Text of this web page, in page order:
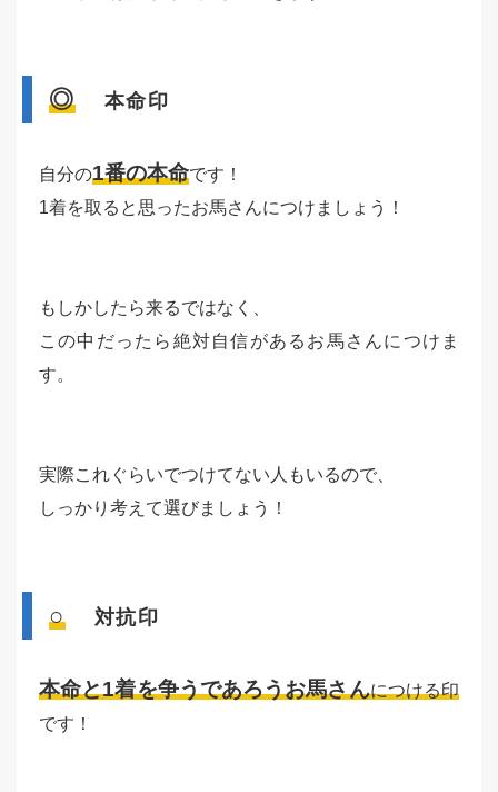
◎本命印
自分の1番の本命です！
1着を取ると思ったお馬さんにつけましょう！
もしかしたら来るではなく、
この中だったら絶対自信があるお馬さんにつけま
す。
実際これぐらいでつけてない人もいるので、
しっかり考えて選びましょう！
○対抗印
本命と1着を争うであろうお馬さんにつける印
です！